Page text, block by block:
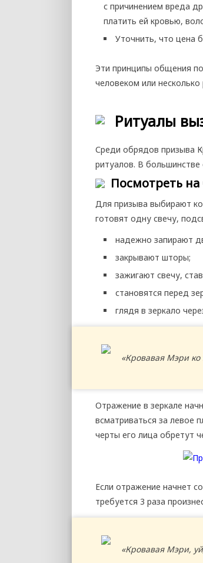
с причинением вреда
платить ей кровью,
Уточнить, что цена
Эти принципы общения
человеком или
Ритуалы
Среди обрядов призыва
ритуалов. В
Посмотреть
Для призыва выбирают
готовят одну свечу,
надежно запирают
закрывают шторы;
зажигают свечу,
становятся перед
глядя в зеркало
«Кровавая Мэри
Отражение в зеркале
всматриваться за левое
черты его лица обретут
Если отражение начнет
требуется 3 раза
«Кровавая Мэри,